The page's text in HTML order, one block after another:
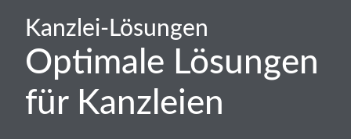
Kanzlei-Lösungen
Optimale Lösungen
für Kanzleien